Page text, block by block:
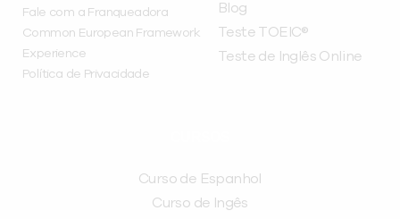
Fale com a Franqueadora
Common European Framework
Experience
Política de Privacidade
Blog
Teste TOEIC®
Teste de Inglês Online
Curso de Espanhol
Curso de Ingês